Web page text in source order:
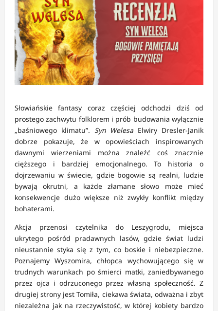
Słowiańskie fantasy coraz częściej odchodzi dziś od
prostego zachwytu folklorem i prób budowania wyłącznie
„baśniowego klimatu”. Syn Welesa Elwiry Dresler-Janik
dobrze pokazuje, że w opowieściach inspirowanych
dawnymi wierzeniami można znaleźć coś znacznie
cięższego i bardziej emocjonalnego. To historia o
dojrzewaniu w świecie, gdzie bogowie są realni, ludzie
bywają okrutni, a każde złamane słowo może mieć
konsekwencje dużo większe niż zwykły konflikt między
bohaterami.
Akcja przenosi czytelnika do Leszygrodu, miejsca
ukrytego pośród pradawnych lasów, gdzie świat ludzi
nieustannie styka się z tym, co boskie i niebezpieczne.
Poznajemy Wyszomira, chłopca wychowującego się w
trudnych warunkach po śmierci matki, zaniedbywanego
przez ojca i odrzuconego przez własną społeczność. Z
drugiej strony jest Tomiła, ciekawa świata, odważna i zbyt
niezależna jak na rzeczywistość, w której kobiety bardzo